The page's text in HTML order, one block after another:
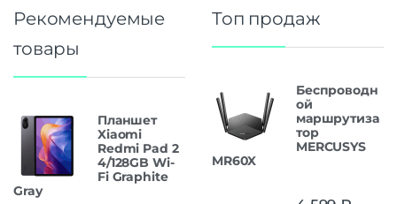
Рекомендуемые
товары
Планшет
Xiaomi
Redmi Pad 2
4/128GB Wi-
Fi Graphite
Gray
Топ продаж
Беспроводн
ой
маршрутиза
тор
MERCUSYS
MR60X